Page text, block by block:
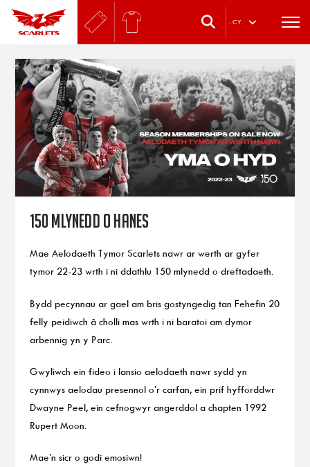
. CY
150 mlynedd o hanes
Mae Aelodaeth Tymor Scarlets nawr ar werth ar gyfer
tymor 22-23 wrth i ni ddathlu 150 mlynedd o dreftadaeth.
Bydd pecynnau ar gael am bris gostyngedig tan Fehefin 20
felly peidiwch â cholli mas wrth i ni baratoi am dymor
arbennig yn y Parc.
Gwyliwch ein fideo i lansio aelodaeth nawr sydd yn
cynnwys aelodau presennol o’r carfan, ein prif hyfforddwr
Dwayne Peel, ein cefnogwyr angerddol a chapten 1992
Rupert Moon.
Mae’n sicr o godi emosiwn!